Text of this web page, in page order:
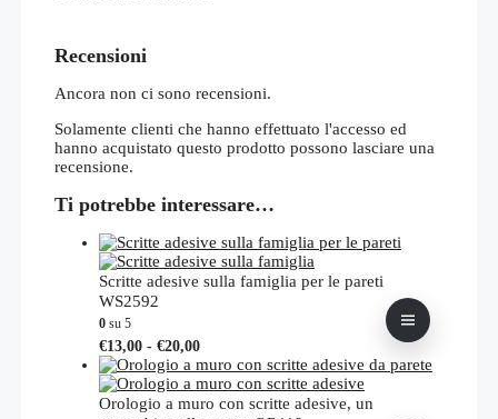
Recensioni
Ancora non ci sono recensioni.
Solamente clienti che hanno effettuato l'accesso ed
hanno acquistato questo prodotto possono lasciare una
recensione.
Ti potrebbe interessare…
Scritte adesive sulla famiglia per le pareti
WS2592
0 su 5
€13,00 - €20,00Fascia
di
prezzo:
Questo
prodotto
ha
più
Orologio a muro con scritte adesive, un